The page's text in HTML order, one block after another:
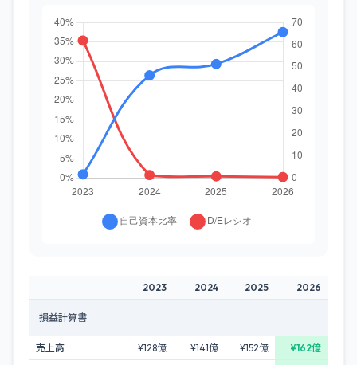
2023 2024 2025 2026
損益計算書
売上高 ¥128億 ¥141億 ¥152億
¥162億